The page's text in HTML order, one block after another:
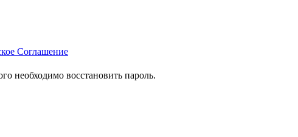
Соглашение
необходимо восстановить пароль.